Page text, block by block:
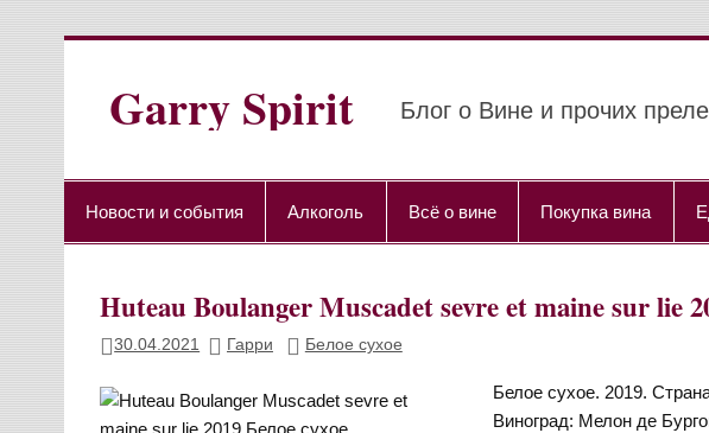
Перейти
Garry Spirit Блог о Вине и прочих
Новости и события Алкоголь Всё о вине Покупка вина
Huteau Boulanger Muscadet sevre et maine sur lie
30.04.2021 Гарри Белое сухое
Белое сухое. 2019.
Виноград: Мелон де